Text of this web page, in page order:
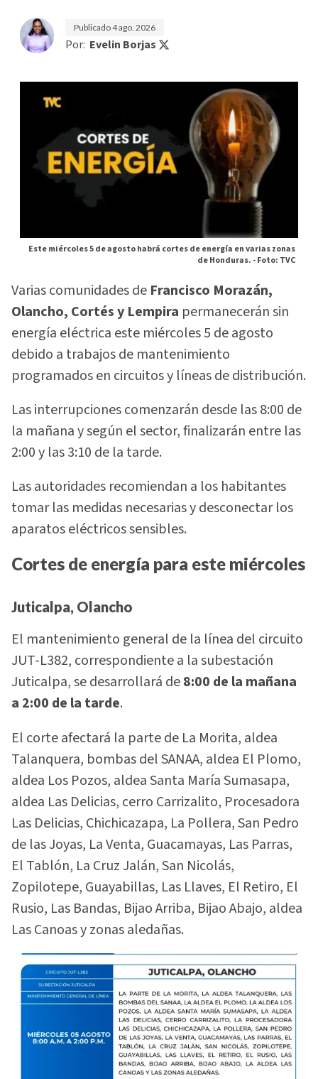
Publicado4 ago. 2026
Por: Evelin Borjas
Este miércoles 5 de agosto habrá cortes de energía en varias zonas
de Honduras. -Foto: TVC
Varias comunidades de Francisco Morazán,
Olancho, Cortés y Lempira permanecerán sin
energía eléctrica este miércoles 5 de agosto
debido a trabajos de mantenimiento
programados en circuitos y líneas de distribución.
Las interrupciones comenzarán desde las 8:00 de
la mañana y según el sector, finalizarán entre las
2:00 y las 3:10 de la tarde.
Las autoridades recomiendan a los habitantes
tomar las medidas necesarias y desconectar los
aparatos eléctricos sensibles.
Cortes de energía para este miércoles
Juticalpa, Olancho
El mantenimiento general de la línea del circuito
JUT-L382, correspondiente a la subestación
Juticalpa, se desarrollará de8:00 de la mañana
a 2:00 de la tarde.
El corte afectará la parte de La Morita, aldea
Talanquera, bombas del SANAA, aldea El Plomo,
aldea Los Pozos, aldea Santa María Sumasapa,
aldea Las Delicias, cerro Carrizalito, Procesadora
Las Delicias, Chichicazapa, La Pollera, San Pedro
de las Joyas, La Venta, Guacamayas, Las Parras,
El Tablón, La Cruz Jalán, San Nicolás,
Zopilotepe, Guayabillas, Las Llaves, El Retiro, El
Rusio, Las Bandas, Bijao Arriba, Bijao Abajo, aldea
Las Canoas y zonas aledañas.